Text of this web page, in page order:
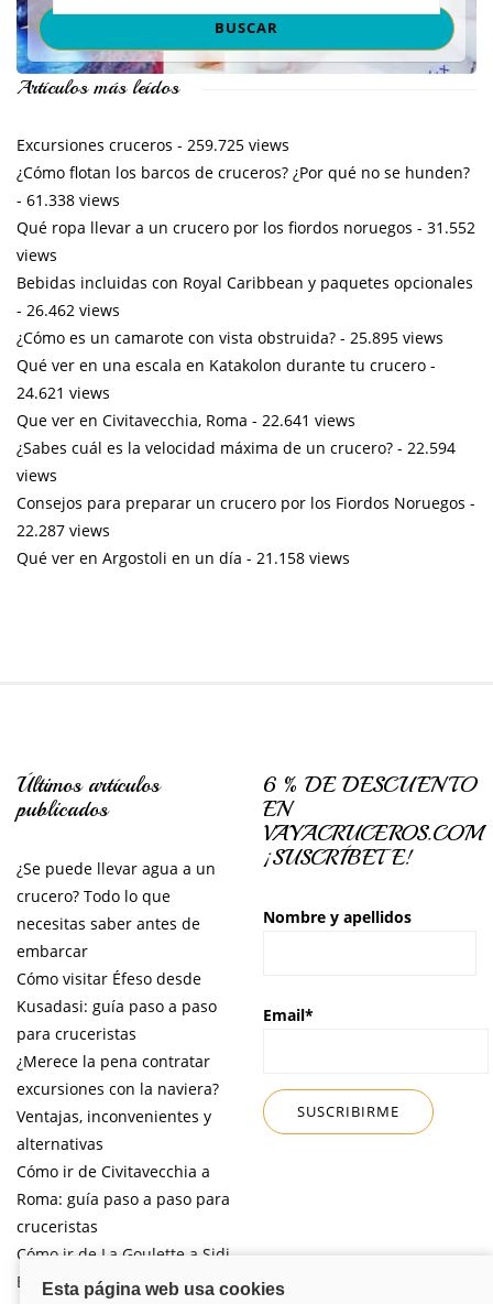
Artículos más leídos
Excursiones cruceros - 259.725 views
¿Cómo flotan los barcos de cruceros? ¿Por qué no se hunden?
- 61.338 views
Qué ropa llevar a un crucero por los fiordos noruegos - 31.552
views
Bebidas incluidas con Royal Caribbean y paquetes opcionales
- 26.462 views
¿Cómo es un camarote con vista obstruida? - 25.895 views
Qué ver en una escala en Katakolon durante tu crucero -
24.621 views
Que ver en Civitavecchia, Roma - 22.641 views
¿Sabes cuál es la velocidad máxima de un crucero? - 22.594
views
Consejos para preparar un crucero por los Fiordos Noruegos -
22.287 views
Qué ver en Argostoli en un día - 21.158 views
Últimos artículos
publicados
¿Se puede llevar agua a un
crucero? Todo lo que
necesitas saber antes de
embarcar
Cómo visitar Éfeso desde
Kusadasi: guía paso a paso
para cruceristas
¿Merece la pena contratar
excursiones con la naviera?
Ventajas, inconvenientes y
alternativas
Cómo ir de Civitavecchia a
Roma: guía paso a paso para
cruceristas
Cómo ir de La Goulette a Sidi
Bou Said por libre desde tu
6 % DE DESCUENTO
EN
VAYACRUCEROS.COM
¡SUSCRÍBETE!
Nombre y apellidos
Email*